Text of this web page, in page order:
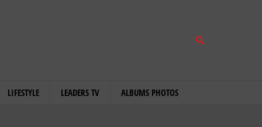
LIFESTYLE LEADERS TV ALBUMS PHOTOS